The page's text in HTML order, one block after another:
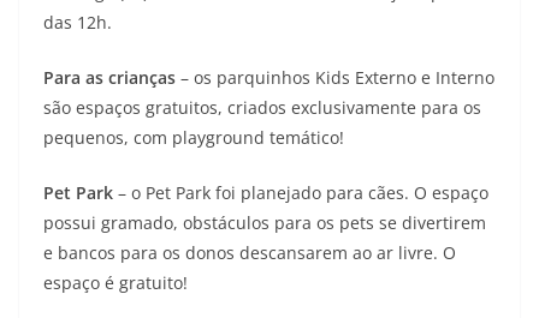
das 12h.
Para as crianças – os parquinhos Kids Externo e Interno
são espaços gratuitos, criados exclusivamente para os
pequenos, com playground temático!
Pet Park – o Pet Park foi planejado para cães. O espaço
possui gramado, obstáculos para os pets se divertirem
e bancos para os donos descansarem ao ar livre. O
espaço é gratuito!